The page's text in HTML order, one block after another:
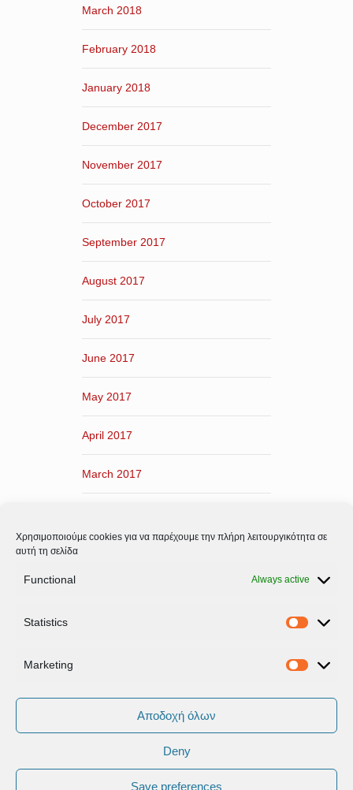
Χρησιμοποιούμε cookies για να παρέχουμε την πλήρη λειτουργικότητα σε
αυτή τη σελίδα
Functional Always active
Statistics
Marketing
Αποδοχή όλων
Deny
Save preferences
March 2018
February 2018
January 2018
December 2017
November 2017
October 2017
September 2017
August 2017
July 2017
June 2017
May 2017
April 2017
March 2017
Δεδομένων